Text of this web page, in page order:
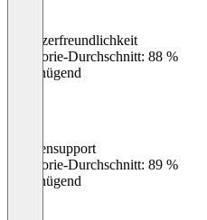
Benutzerfreundlichkeit
Kategorie-Durchschnitt: 88 %
Ungenügend
Kundensupport
Kategorie-Durchschnitt: 89 %
Ungenügend